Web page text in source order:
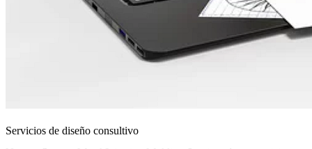
Servicios de diseño consultivo